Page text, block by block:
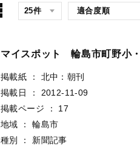
マイスポット 輪島市町野小
掲載紙 ：
北中：朝刊
掲載日
：
2012-11-09
掲載ページ
：
17
地域
：
輪島市
種別
： 新聞記事